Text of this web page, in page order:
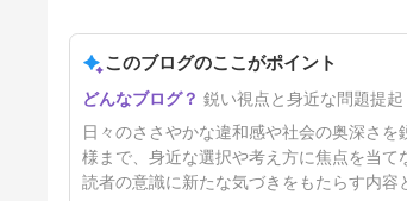
2026年7月27日♨
13日前
このブログのここがポイント
鋭い視点と身近な問題提起
日々のささやかな違和感や社会の奥深さ
様まで、身近な選択や考え方に焦点を当て
読者の意識に新たな気づきをもたらす内容